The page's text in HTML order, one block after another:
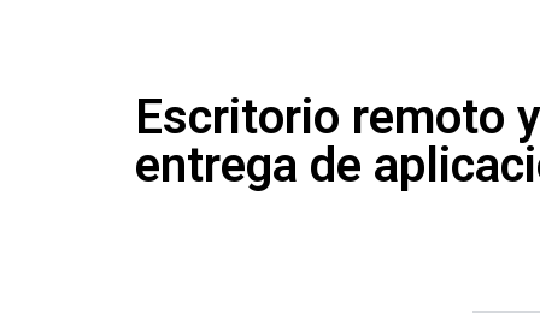
Escritorio remoto y
entrega de